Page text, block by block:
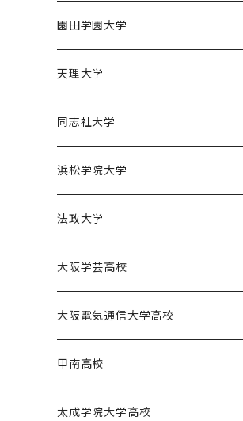
近畿大学体育会バスケットボール部
園田学園大学
園田学園大学ソフトボール部
園田学園大学陸上競技部
園田学園大学バスケットボール部
天理大学
天理大学男子バスケットボール部
天理大学女子バスケットボール部
天理大学男子バレーボール部
天理大学女子ハンドボール部
同志社大学
同志社大学体育会バスケットボール部
同志社大学体育会サッカー部
浜松学院大学
浜松学院大学男子バスケットボール部
法政大学
法政大学バスケットボール部
大阪学芸高校
大阪学芸高校バスケットボール部
大阪電気通信大学高校
電通高硬式野球部
電通高男子バスケットボール部
甲南高校
甲南高校男子バスケットボール部
太成学院大学高校